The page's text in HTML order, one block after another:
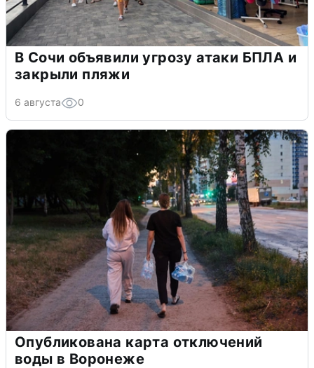
В Сочи объявили угрозу атаки БПЛА и
закрыли пляжи
6 августа 0
Опубликована карта отключений
воды в Воронеже